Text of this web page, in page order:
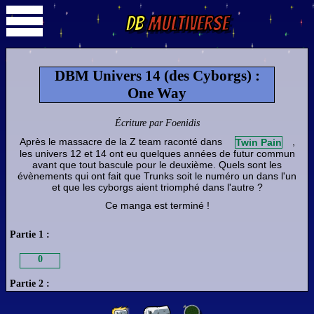
DBMultiverse
DBM Univers 14 (des Cyborgs) :
One Way
Écriture par Foenidis
Après le massacre de la Z team raconté dans Twin Pain
les univers 12 et 14 ont eu quelques années de futur commun
avant que tout bascule pour le deuxième. Quels sont les
évènements qui ont fait que Trunks soit le numéro un dans l'un
et que les cyborgs aient triomphé dans l'autre ?
Ce manga est terminé !
Partie 1 :
0
Partie 2 :
3